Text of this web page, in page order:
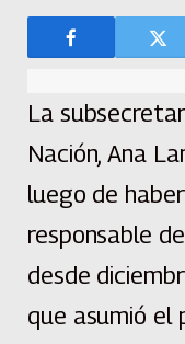
La
Nación, Ana
luego de
responsable
desde
que asumió el